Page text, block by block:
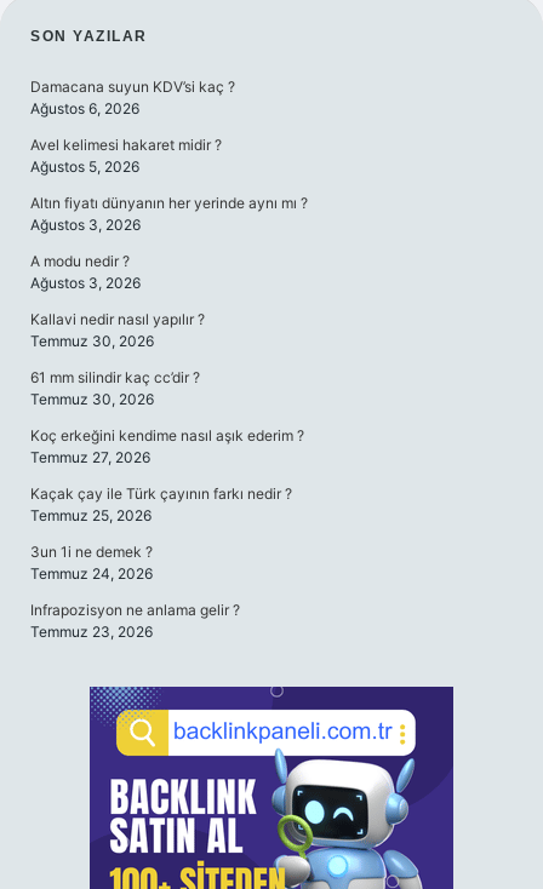
SIDEBAR
SON YAZILAR
Damacana suyun KDV’si kaç ?
Ağustos 6, 2026
Avel kelimesi hakaret midir ?
Ağustos 5, 2026
Altın fiyatı dünyanın her yerinde aynı mı ?
Ağustos 3, 2026
A modu nedir ?
Ağustos 3, 2026
Kallavi nedir nasıl yapılır ?
Temmuz 30, 2026
61 mm silindir kaç cc’dir ?
Temmuz 30, 2026
Koç erkeğini kendime nasıl aşık ederim ?
Temmuz 27, 2026
Kaçak çay ile Türk çayının farkı nedir ?
Temmuz 25, 2026
3un 1i ne demek ?
Temmuz 24, 2026
Infrapozisyon ne anlama gelir ?
Temmuz 23, 2026